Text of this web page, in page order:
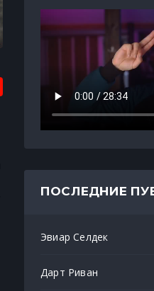
ПОСЛЕДНИЕ
Эвиар Селдек
Дарт Риван